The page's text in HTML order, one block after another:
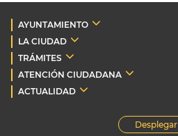
AYUNTAMIENTO
LA CIUDAD
TRÁMITES
ATENCIÓN CIUDADANA
ACTUALIDAD
Desplegar